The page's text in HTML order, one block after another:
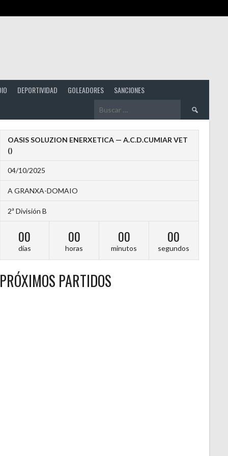
DEPORTIVIDAD GOLEADORES SANCIONES
Buscar:
OASIS SOLUZION ENERXETICA — A.C.D.CUMIAR VET
()
04/10/2025
A GRANXA-DOMAIO
2ª División B
00
días
00
horas
00
minutos
00
segundos
PRÓXIMOS PARTIDOS